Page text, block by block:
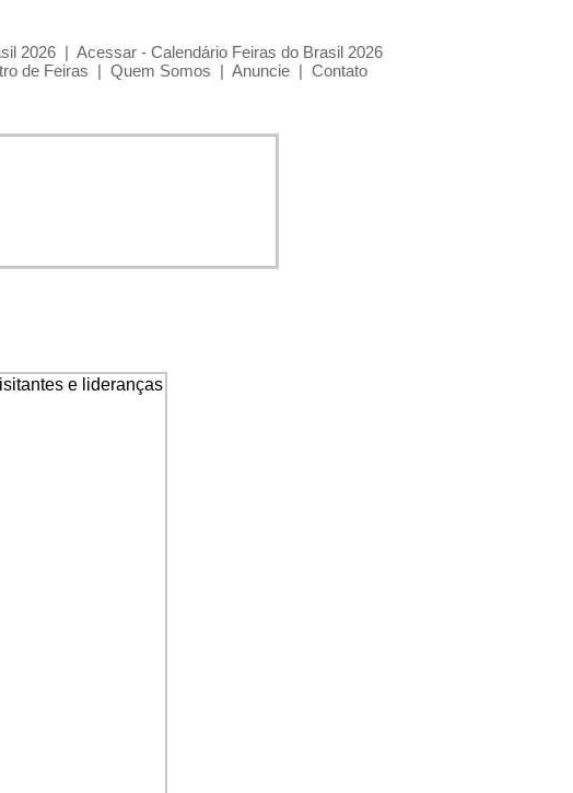
2026 | Acessar - Calendário Feiras do Brasil 2026
de Feiras | Quem Somos | Anuncie | Contato